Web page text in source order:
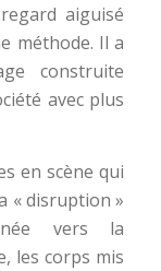
aiguisé
méthode. Il a
construite
avec plus
en scène qui
« disruption »
vers la
les corps mis